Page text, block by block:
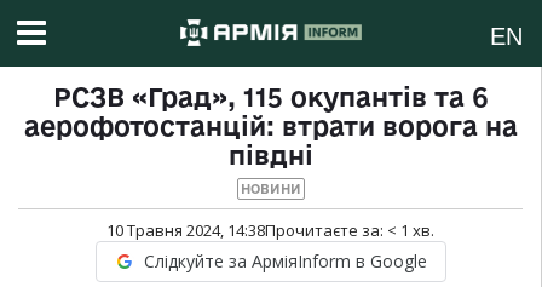
EN
РСЗВ «Град», 115 окупантів та 6
аерофотостанцій: втрати ворога на
півдні
НОВИНИ
10 Травня 2024, 14:38Прочитаєте за: < 1 хв.
Слідкуйте за АрміяInform в Google